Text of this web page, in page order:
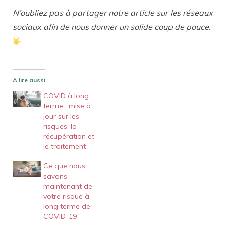
N’oubliez pas à partager notre article sur les réseaux
sociaux afin de nous donner un solide coup de pouce.
A lire aussi
COVID à long
terme : mise à
jour sur les
risques, la
récupération et
le traitement
Ce que nous
savons
maintenant de
votre risque à
long terme de
COVID-19